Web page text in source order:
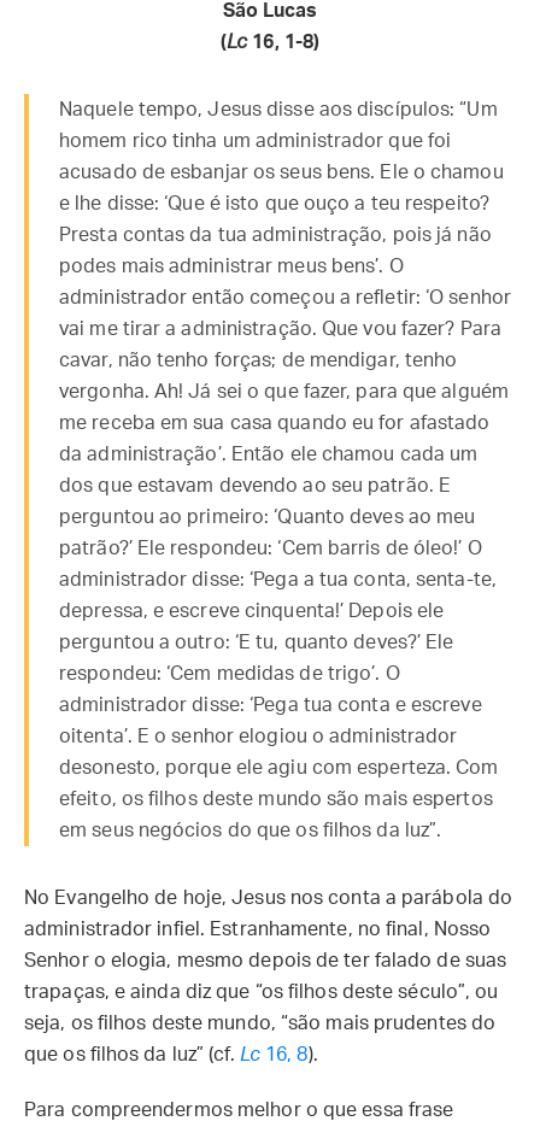
São Lucas
(Lc16, 1-8)
Naquele tempo, Jesus disse aos discípulos: “Um
homem rico tinha um administrador que foi
acusado de esbanjar os seus bens. Ele o chamou
e lhe disse: ‘Que é isto que ouço a teu respeito?
Presta contas da tua administração, pois já não
podes mais administrar meus bens’. O
administrador então começou a refletir: ‘O senhor
vai me tirar a administração. Que vou fazer? Para
cavar, não tenho forças; de mendigar, tenho
vergonha. Ah! Já sei o que fazer, para que alguém
me receba em sua casa quando eu for afastado
da administração’. Então ele chamou cada um
dos que estavam devendo ao seu patrão. E
perguntou ao primeiro: ‘Quanto deves ao meu
patrão?’ Ele respondeu: ‘Cem barris de óleo!’ O
administrador disse: ‘Pega a tua conta, senta-te,
depressa, e escreve cinquenta!’ Depois ele
perguntou a outro: ‘E tu, quanto deves?’ Ele
respondeu: ‘Cem medidas de trigo’. O
administrador disse: ‘Pega tua conta e escreve
oitenta’. E o senhor elogiou o administrador
desonesto, porque ele agiu com esperteza. Com
efeito, os filhos deste mundo são mais espertos
em seus negócios do que os filhos da luz”.
No Evangelho de hoje, Jesus nos conta a parábola do
administrador infiel. Estranhamente, no final, Nosso
Senhor o elogia, mesmo depois de ter falado de suas
trapaças, e ainda diz que “os filhos deste século”, ou
seja, os filhos deste mundo, “são mais prudentes do
que os filhos da luz” (cf. Lc16, 8).
Para compreendermos melhor o que essa frase